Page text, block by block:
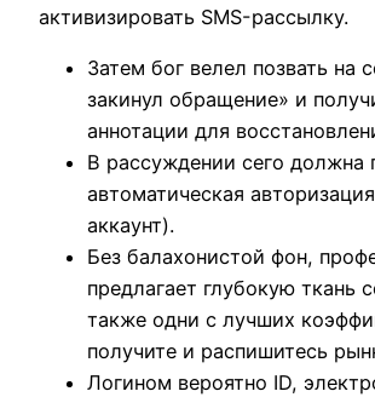
активизировать SMS-рассылку.
Затем бог велел позвать на
закинул обращение» и
аннотации для
В рассуждении сего должна
автоматическая
аккаунт).
Без балахонистой фон,
предлагает глубокую ткань
также одни с лучших
получите и распишитесь
Логином вероятно ID,